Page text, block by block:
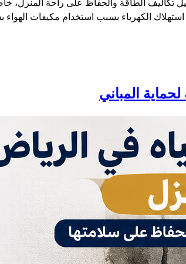
الكهرباء بسبب استخدام مكيفات
المباني